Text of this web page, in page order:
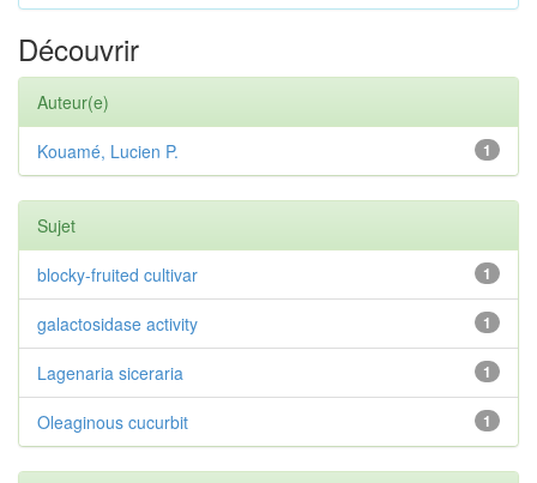
Découvrir
Auteur(e)
1
Kouamé, Lucien P.
Sujet
1
blocky-fruited cultivar
1
galactosidase activity
1
Lagenaria siceraria
1
Oleaginous cucurbit